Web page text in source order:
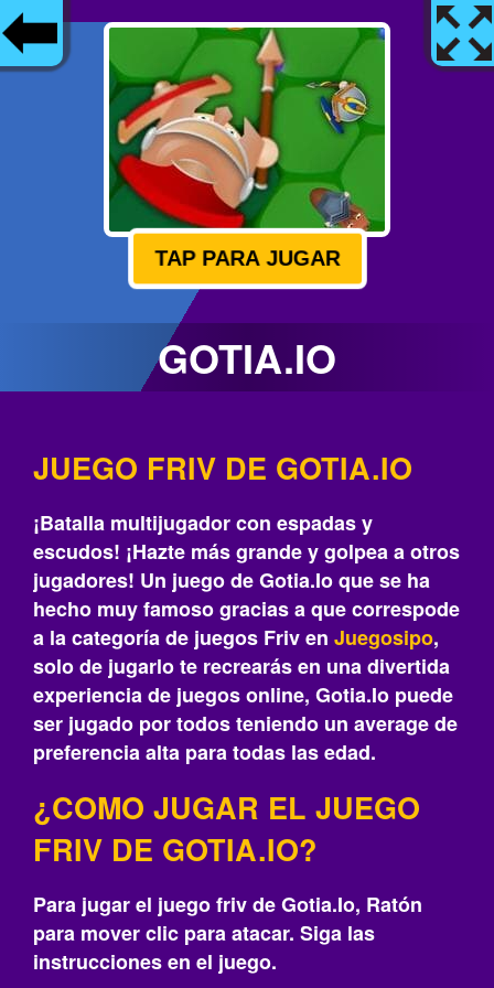
TAP PARA JUGAR
GOTIA.IO
JUEGO FRIV DE GOTIA.IO
¡Batalla multijugador con espadas y
escudos! ¡Hazte más grande y golpea a otros
jugadores! Un juego de Gotia.Io que se ha
hecho muy famoso gracias a que correspode
a la categoría de juegos Friv en Juegosipo,
solo de jugarlo te recrearás‎ en una divertida
experiencia de juegos online, Gotia.Io puede
ser jugado por todos teniendo un average de
preferencia alta para todas las edad.
¿COMO JUGAR EL JUEGO
FRIV DE GOTIA.IO?
Para jugar el juego friv de Gotia.Io, Ratón
para mover clic para atacar. Siga las
instrucciones en el juego.